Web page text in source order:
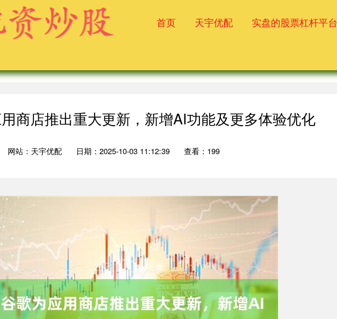
首页 天宇优配 实盘的股票杠杆平台
商店推出重大更新，新增AI功能及更多体验优化
网站：天宇优配 日期：2025-10-03 11:12:39 查看：199